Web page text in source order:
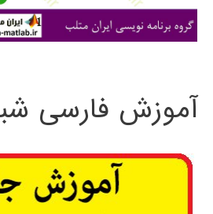
ی
آموزش فارسی